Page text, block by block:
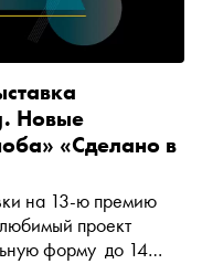
Новые
«Сделано в
на 13-ю премию
проект
форму до 14